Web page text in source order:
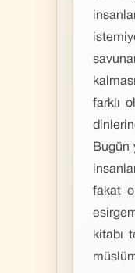
farklı
Bugün
fakat
kitabı